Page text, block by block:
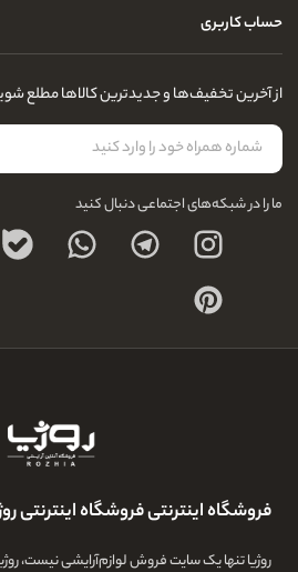
تماس با ما
سوالات متداول
آدرس فروشگاه
نحوه ارسال کالا
نحوه بازگشت کالا
درباره ما
حساب کاربری
لیست علاقه‌مندی
حساب کاربری
از آخرین تخفیف‌ها و جدیدترین کالاها مطلع
ما را در شبکه‌های اجتماعی دنبال کنید
فروشگاه اینترنتی فروشگاه اینترنتی
روژیا تنها یک سایت فروش لوازم‌آرایشی نیست،